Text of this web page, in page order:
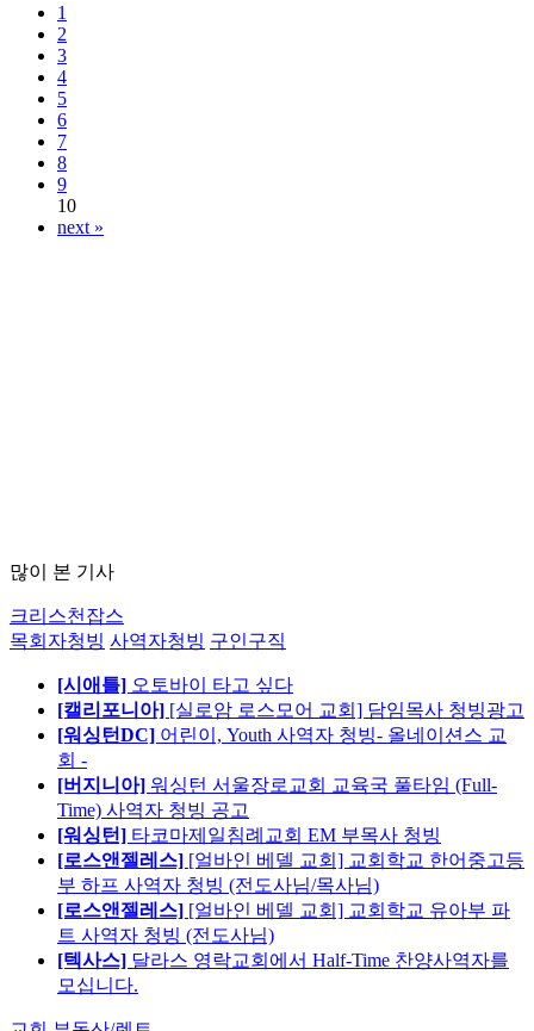
1
2
3
4
5
6
7
8
9
10
next »
많이 본 기사
크리스천잡스
목회자청빙 사역자청빙 구인구직
[시애틀] 오토바이 타고 싶다
[캘리포니아] [실로암 로스모어 교회] 담임목사 청빙광고
[워싱턴DC] 어린이, Youth 사역자 청빙- 올네이션스 교
회 -
[버지니아] 워싱턴 서울장로교회 교육국 풀타임 (Full-
Time) 사역자 청빙 공고
[워싱턴] 타코마제일침례교회 EM 부목사 청빙
[로스앤젤레스] [얼바인 베델 교회] 교회학교 한어중고등
부 하프 사역자 청빙 (전도사님/목사님)
[로스앤젤레스] [얼바인 베델 교회] 교회학교 유아부 파
트 사역자 청빙 (전도사님)
[텍사스] 달라스 영락교회에서 Half-Time 찬양사역자를
모십니다.